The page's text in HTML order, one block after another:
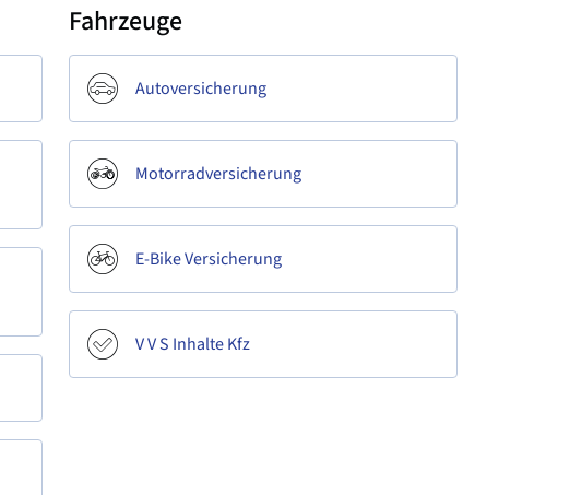
Fahrzeuge
Autoversicherung
Motorradversicherung
E-Bike Versicherung
V V S Inhalte Kfz